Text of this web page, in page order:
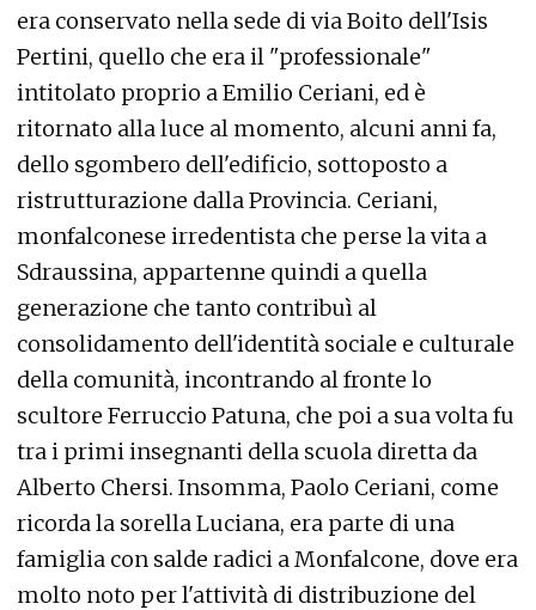
era conservato nella sede di via Boito dell'Isis
Pertini, quello che era il "professionale"
intitolato proprio a Emilio Ceriani, ed è
ritornato alla luce al momento, alcuni anni fa,
dello sgombero dell'edificio, sottoposto a
ristrutturazione dalla Provincia. Ceriani,
monfalconese irredentista che perse la vita a
Sdraussina, appartenne quindi a quella
generazione che tanto contribuì al
consolidamento dell'identità sociale e culturale
della comunità, incontrando al fronte lo
scultore Ferruccio Patuna, che poi a sua volta fu
tra i primi insegnanti della scuola diretta da
Alberto Chersi. Insomma, Paolo Ceriani, come
ricorda la sorella Luciana, era parte di una
famiglia con salde radici a Monfalcone, dove era
molto noto per l'attività di distribuzione del